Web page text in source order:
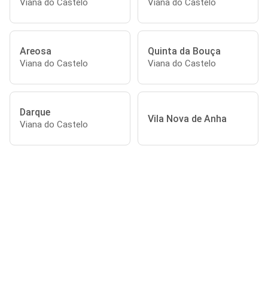
Areosa
Viana do Castelo
Quinta da Bouça
Viana do Castelo
Darque
Viana do Castelo Vila Nova de Anha